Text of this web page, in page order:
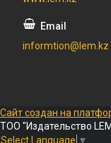
informtion@lem.kz
Сайт создан на
ТОО "Издательство
Select Language ▼